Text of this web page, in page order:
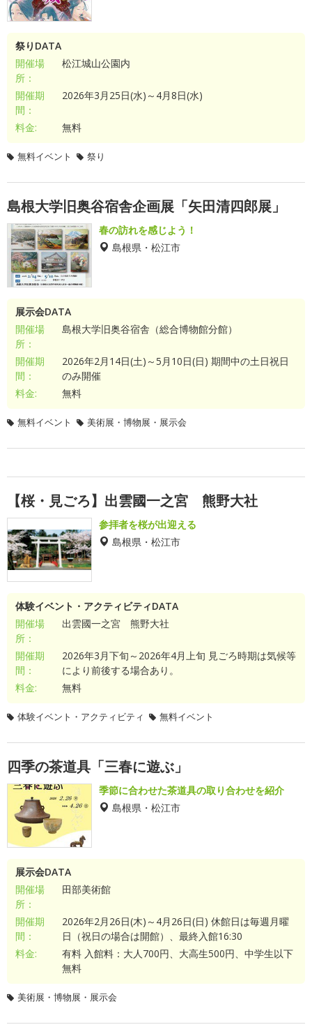
祭りDATA
開催場
所：
松江城山公園内
開催期
間：
2026年3月25日(水)～4月8日(水)
料金: 無料
無料イベント 祭り
島根大学旧奥谷宿舎企画展「矢田清四郎展」
春の訪れを感じよう！
島根県・松江市
展示会DATA
開催場
所：
島根大学旧奥谷宿舎（総合博物館分館）
開催期
間：
2026年2月14日(土)～5月10日(日) 期間中の土日祝日
のみ開催
料金:
無料
無料イベント 美術展・博物展・展示会
【桜・見ごろ】出雲國一之宮 熊野大社
参拝者を桜が出迎える
島根県・松江市
体験イベント・アクティビティDATA
開催場
所：
出雲國一之宮 熊野大社
開催期
間：
2026年3月下旬～2026年4月上旬 見ごろ時期は気候等
により前後する場合あり。
料金:
無料
体験イベント・アクティビティ 無料イベント
四季の茶道具「三春に遊ぶ」
季節に合わせた茶道具の取り合わせを紹介
島根県・松江市
展示会DATA
開催場
所：
田部美術館
開催期
間：
2026年2月26日(木)～4月26日(日) 休館日は毎週月曜
日（祝日の場合は開館）、最終入館16:30
料金:
有料 入館料：大人700円、大高生500円、中学生以下
無料
美術展・博物展・展示会